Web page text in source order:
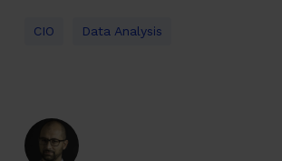
CIO Data Analysis